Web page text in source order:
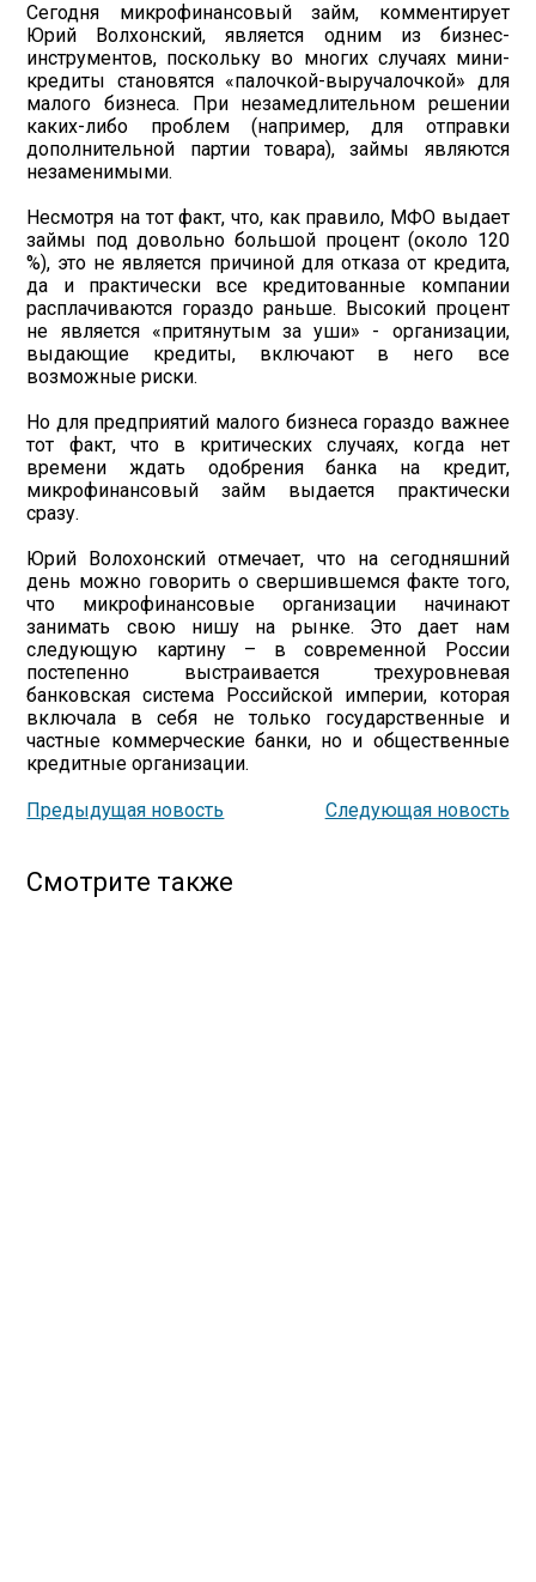
Сегодня микрофинансовый займ, комментирует
Юрий Волхонский, является одним из бизнес-
инструментов, поскольку во многих случаях мини-
кредиты становятся «палочкой-выручалочкой» для
малого бизнеса. При незамедлительном решении
каких-либо проблем (например, для отправки
дополнительной партии товара), займы являются
незаменимыми.
Несмотря на тот факт, что, как правило, МФО выдает
займы под довольно большой процент (около 120
%), это не является причиной для отказа от кредита,
да и практически все кредитованные компании
расплачиваются гораздо раньше. Высокий процент
не является «притянутым за уши» - организации,
выдающие кредиты, включают в него все
возможные риски.
Но для предприятий малого бизнеса гораздо важнее
тот факт, что в критических случаях, когда нет
времени ждать одобрения банка на кредит,
микрофинансовый займ выдается практически
сразу.
Юрий Волохонский отмечает, что на сегодняшний
день можно говорить о свершившемся факте того,
что микрофинансовые организации начинают
занимать свою нишу на рынке. Это дает нам
следующую картину – в современной России
постепенно выстраивается трехуровневая
банковская система Российской империи, которая
включала в себя не только государственные и
частные коммерческие банки, но и общественные
кредитные организации.
Предыдущая новость Следующая новость
Смотрите также